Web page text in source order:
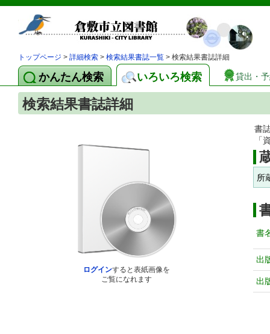
トップページ > 詳細検索 > 検索結果書誌一覧 > 検索結果書誌詳細
かんたん検索 いろいろ検索 貸出・
検索結果書誌詳細
ログインすると表紙画像を
ご覧になれます
書
「
所
書
出
出